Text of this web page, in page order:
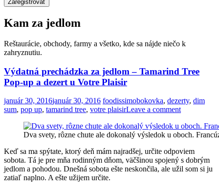
Kam za jedlom
Reštaurácie, obchody, farmy a všetko, kde sa nájde niečo k
zahryznutiu.
Výdatná prechádzka za jedlom – Tamarind Tree
Pop-up a dezert u Votre Plaisir
január 30, 2016január 30, 2016 foodissimobokovka, dezerty, dim
sum, pop up, tamarind tree, votre plaisirLeave a comment
Dva svety, rôzne chute ale dokonalý výsledok u oboch.
Keď sa ma spýtate, ktorý deň mám najradšej, určite odpoviem
sobota. Tá je pre mňa rodinným dňom, väčšinou spojený s dobrým
jedlom a pohodou. Dnešná sobota ešte neskončila, ale užil som si ju
zatiaľ naplno. A ešte užijem určite.